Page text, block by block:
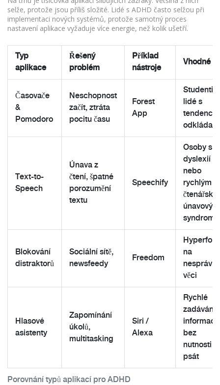
selže, protože jsou příliš složité. Lidé s ADHD často selžou při
implementaci nových systémů, protože samotný proces
nastavení aplikace vyžaduje více energie, než kolik ušetří.
Porovnání typů aplikací pro ADHD
Typ
aplikace
Řešený
problém
Příklad
nástroje
Vhodné
Časovače
&
Pomodoro
Neschopnost
začít, ztráta
pocitu času
Forest
App
Studenti,
lidé s
tendencí
odkládat
Text-to-
Speech
Únava z
čtení, špatné
porozumění
textu
Speechify
Osoby s
dyslexií
nebo
rychlým
únavovým
Blokování
distraktorů
Sociální sítě,
newsfeedy
Freedom
na
věci
Hlasové
asistenty
Zapomínání
úkolů,
multitasking
Siri /
Alexa
Rychlé
zadávání
informací
bez
nutnosti
psát